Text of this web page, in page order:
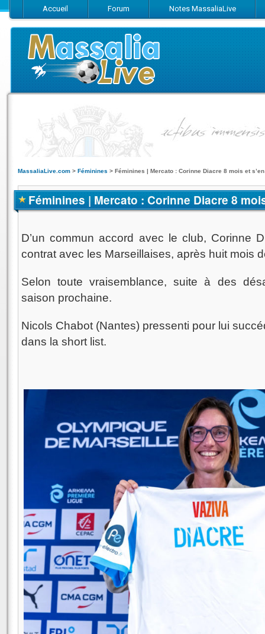
Accueil Forum Notes MassaliaLive
Suivez-nous sur Facebook
Suivez-nous sur Twitter
Abonnez-
MassaliaLive.com > Féminines > Féminines | Mercato : Corinne Diacre 8 mois et
Féminines | Mercato : Corinne Diacre 8
D’un commun accord avec le club, Corinne
contrat avec les Marseillaises, après huit mois
Selon toute vraisemblance, suite à des
saison prochaine.
Nicols Chabot (Nantes) pressenti pour lui
dans la short list.